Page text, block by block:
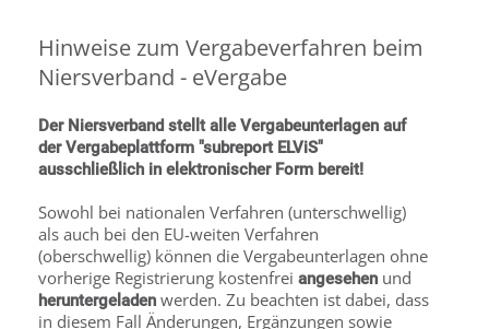
Hinweise zum Vergabeverfahren beim
Niersverband - eVergabe
Der Niersverband stellt alle Vergabeunterlagen auf
der Vergabeplattform "subreport ELViS"
ausschließlich in elektronischer Form bereit!
Sowohl bei nationalen Verfahren (unterschwellig)
als auch bei den EU-weiten Verfahren
(oberschwellig) können die Vergabeunterlagen ohne
vorherige Registrierung kostenfrei angesehen und
heruntergeladen werden. Zu beachten ist dabei, dass
in diesem Fall Änderungen, Ergänzungen sowie